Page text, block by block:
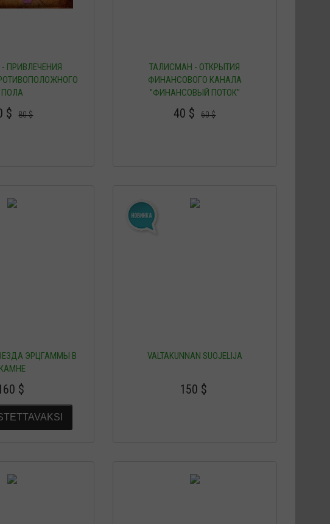
ПРИВЛЕЧЕНИЯ
ПОЛА
$ 80$
ТАЛИСМАН - ОТКРЫТИЯ
ФИНАНСОВОГО КАНАЛА
"ФИНАНСОВЫЙ ПОТОК"
40 $ 60$
ЭРЦГАММЫ В
КАМНЕ
$
VALTAKUNNAN SUOJELIJA
150 $